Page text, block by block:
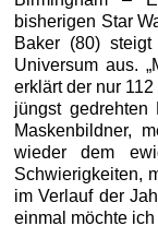
bisherigen Star
Baker (80)
Universum aus.
erklärt der nur
jüngst
Maskenbildner,
wieder dem
Schwierigkeiten,
im Verlauf der
einmal möchte